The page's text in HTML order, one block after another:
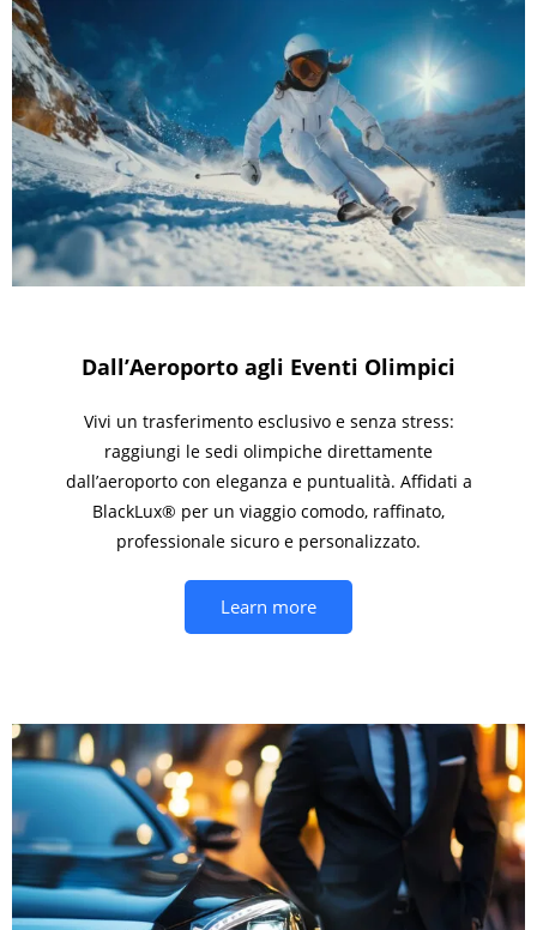
Dall’Aeroporto agli Eventi Olimpici
Vivi un trasferimento esclusivo e senza stress:
raggiungi le sedi olimpiche direttamente
dall’aeroporto con eleganza e puntualità. Affidati a
BlackLux® per un viaggio comodo, raffinato,
professionale sicuro e personalizzato.
Learn more